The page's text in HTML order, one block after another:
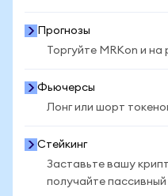
Прогнозы
Торгуйте MRKon и
Фьючерсы
Лонг или шорт
Стейкинг
Заставьте вашу
получайте